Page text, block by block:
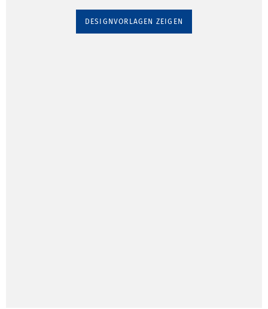
DESIGNVORLAGEN ZEIGEN